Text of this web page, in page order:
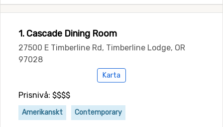
1. Cascade Dining Room
27500 E Timberline Rd, Timberline Lodge, OR
97028
Karta
Prisnivå: $$$$
Amerikanskt Contemporary